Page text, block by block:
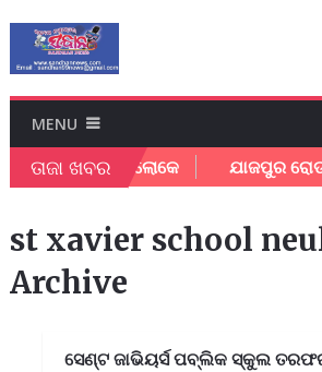
MENU
ତାଜା ଖବର
ପରିବାର ଲୋକେ ଯାଜପୁର ରୋଡ
st xavier school
Archive
ସେଣ୍ଟ ଜାଭିୟର୍ସ ପବ୍ଲିକ ସ୍କୁଲ